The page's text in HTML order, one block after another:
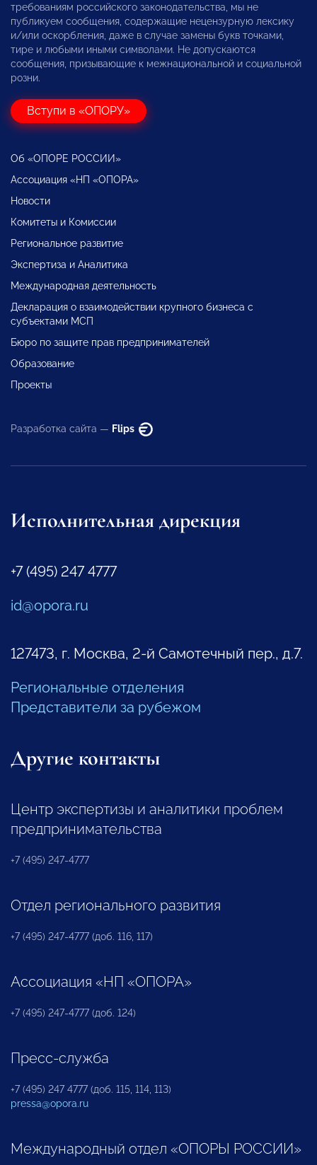
требованиям российского законодательства, мы не
публикуем сообщения, содержащие нецензурную лексику
и/или оскорбления, даже в случае замены букв точками,
тире и любыми иными символами. Не допускаются
сообщения, призывающие к межнациональной и социальной
розни.
Вступи в «ОПОРУ»
Об «ОПОРЕ РОССИИ»
Ассоциация «НП «ОПОРА»
Новости
Комитеты и Комиссии
Региональное развитие
Экспертиза и Аналитика
Международная деятельность
Декларация о взаимодействии крупного бизнеса с
субъектами МСП
Бюро по защите прав предпринимателей
Образование
Проекты
Разработка сайта — Flips
Исполнительная дирекция
+7 (495) 247 4777
id@opora.ru
127473, г. Москва, 2-й Самотечный пер., д.7.
Региональные отделения
Представители за рубежом
Другие контакты
Центр экспертизы и аналитики проблем
предпринимательства
+7 (495) 247-4777
Отдел регионального развития
+7 (495) 247-4777 (доб. 116, 117)
Ассоциация «НП «ОПОРА»
+7 (495) 247-4777 (доб. 124)
Пресс-служба
+7 (495) 247 4777 (доб. 115, 114, 113)
pressa@opora.ru
Международный отдел «ОПОРЫ РОССИИ»